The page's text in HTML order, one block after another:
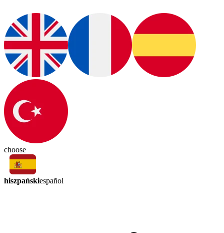
choose
hiszpańskiespañol